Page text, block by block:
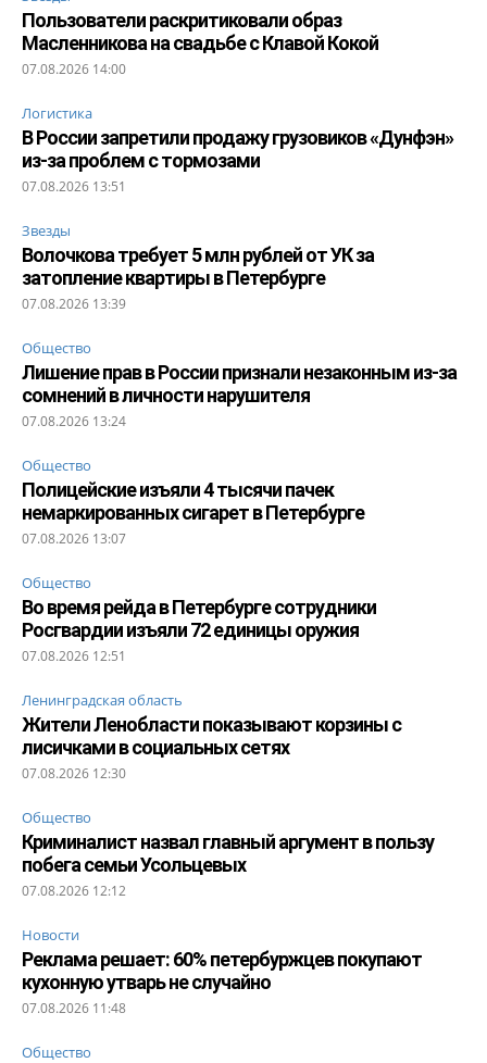
Пользователи раскритиковали образ
Масленникова на свадьбе с Клавой Кокой
07.08.2026 14:00
Логистика
В России запретили продажу грузовиков «Дунфэн»
из-за проблем с тормозами
07.08.2026 13:51
Звезды
Волочкова требует 5 млн рублей от УК за
затопление квартиры в Петербурге
07.08.2026 13:39
Общество
Лишение прав в России признали незаконным из-за
сомнений в личности нарушителя
07.08.2026 13:24
Общество
Полицейские изъяли 4 тысячи пачек
немаркированных сигарет в Петербурге
07.08.2026 13:07
Общество
Во время рейда в Петербурге сотрудники
Росгвардии изъяли 72 единицы оружия
07.08.2026 12:51
Ленинградская область
Жители Ленобласти показывают корзины с
лисичками в социальных сетях
07.08.2026 12:30
Общество
Криминалист назвал главный аргумент в пользу
побега семьи Усольцевых
07.08.2026 12:12
Новости
Реклама решает: 60% петербуржцев покупают
кухонную утварь не случайно
07.08.2026 11:48
Общество